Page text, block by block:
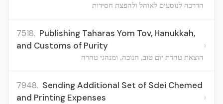
הדרכה לנוסעים לאוהל ולהפצת חסידות
7518. Publishing Taharas Yom Tov, Hanukkah,
and Customs of Purity
הוצאת טהרת יום טוב, חנוכה, ומנהגי טהרה
›
7948. Sending Additional Set of Sdei Chemed
and Printing Expenses
›